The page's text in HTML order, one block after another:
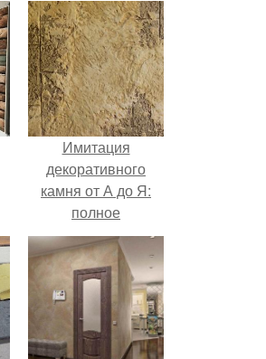
Имитация
декоративного
камня от А до Я:
полное
руководство